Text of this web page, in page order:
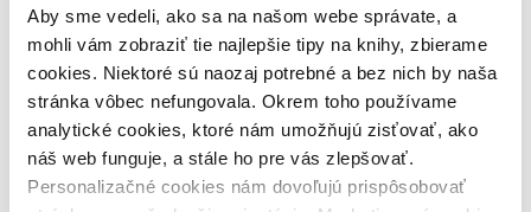
Aby sme vedeli, ako sa na našom webe správate, a
mohli vám zobraziť tie najlepšie tipy na knihy, zbierame
cookies. Niektoré sú naozaj potrebné a bez nich by naša
stránka vôbec nefungovala. Okrem toho používame
analytické cookies, ktoré nám umožňujú zisťovať, ako
náš web funguje, a stále ho pre vás zlepšovať.
Personalizačné cookies nám dovoľujú prispôsobovať
Nové / čítané
nová (0 titulov)nová
čítaná (0 titulov)
čítaná
čítaná - výborný stav (0 titulov)čítaná - výborný stav
čítaná - mierne opotrebovaná (0 titulov)čítaná - mierne
opotrebovaná
čítané verzie vypredaných kníh (0 titulov)čítané verzie
vypredaných kníh